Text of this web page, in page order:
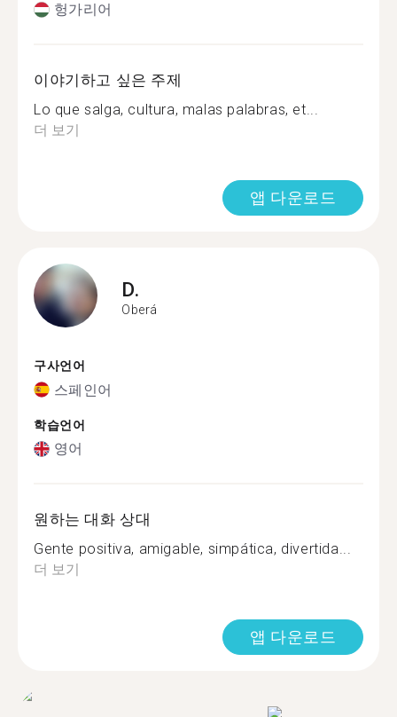
헝가리어
이야기하고 싶은 주제
Lo que salga, cultura, malas palabras, et...
더 보기
앱 다운로드
D.
Oberá
구사언어
스페인어
학습언어
영어
원하는 대화 상대
Gente positiva, amigable, simpática, divertida...
더 보기
앱 다운로드